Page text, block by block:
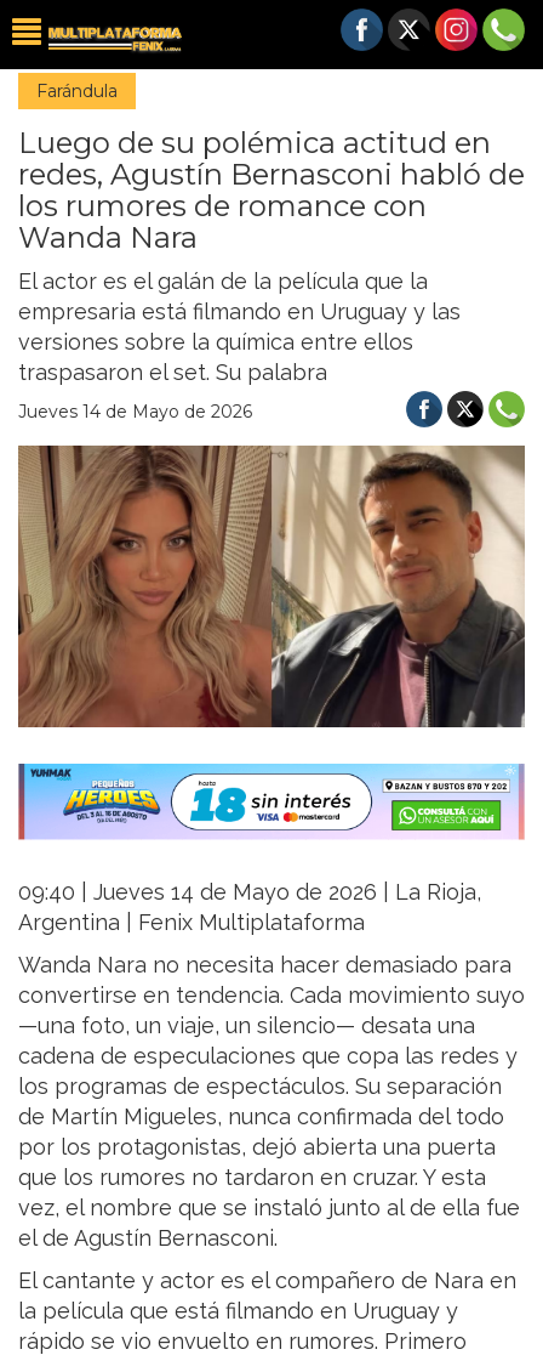
Farándula
Luego de su polémica actitud en
redes, Agustín Bernasconi habló de
los rumores de romance con
Wanda Nara
El actor es el galán de la película que la
empresaria está filmando en Uruguay y las
versiones sobre la química entre ellos
traspasaron el set. Su palabra
Jueves 14 de Mayo de 2026
09:40 | Jueves 14 de Mayo de 2026 | La Rioja,
Argentina | Fenix Multiplataforma
Wanda Nara no necesita hacer demasiado para
convertirse en tendencia. Cada movimiento suyo
—una foto, un viaje, un silencio— desata una
cadena de especulaciones que copa las redes y
los programas de espectáculos. Su separación
de Martín Migueles, nunca confirmada del todo
por los protagonistas, dejó abierta una puerta
que los rumores no tardaron en cruzar. Y esta
vez, el nombre que se instaló junto al de ella fue
el de Agustín Bernasconi.
El cantante y actor es el compañero de Nara en
la película que está filmando en Uruguay y
rápido se vio envuelto en rumores. Primero